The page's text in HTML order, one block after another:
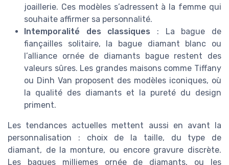
joaillerie. Ces modèles s’adressent à la femme qui
souhaite affirmer sa personnalité.
Intemporalité des classiques : La bague de
fiançailles solitaire, la bague diamant blanc ou
l’alliance ornée de diamants bague restent des
valeurs sûres. Les grandes maisons comme Tiffany
ou Dinh Van proposent des modèles iconiques, où
la qualité des diamants et la pureté du design
priment.
Les tendances actuelles mettent aussi en avant la
personnalisation : choix de la taille, du type de
diamant, de la monture, ou encore gravure discrète.
Les bagues milliemes ornée de diamants, ou les